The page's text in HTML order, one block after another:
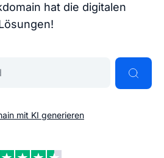
hat die digitalen
mit KI generieren